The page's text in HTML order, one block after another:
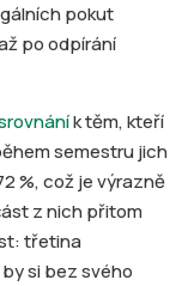
pokut
po odpírání
k těm, kteří
semestru jich
%, což je výrazně
z nich přitom
třetina
si bez svého